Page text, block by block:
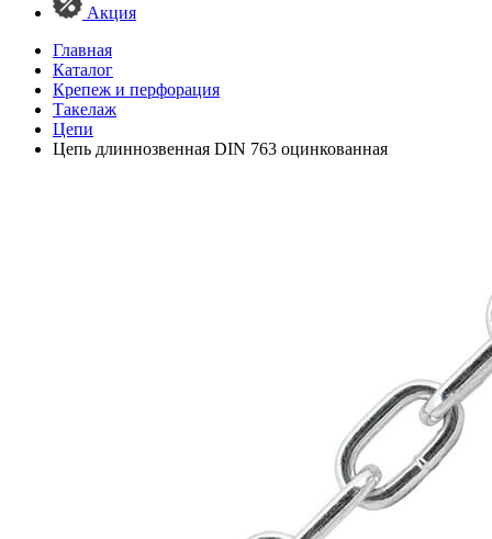
Акция
Главная
Каталог
Крепеж и перфорация
Такелаж
Цепи
Цепь длиннозвенная DIN 763 оцинкованная